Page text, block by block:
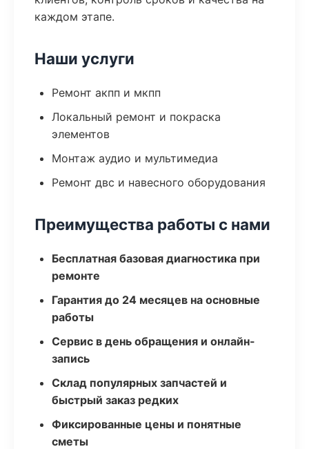
каждом этапе.
Наши услуги
Ремонт акпп и мкпп
Локальный ремонт и покраска
элементов
Монтаж аудио и мультимедиа
Ремонт двс и навесного оборудования
Преимущества работы с нами
Бесплатная базовая диагностика при
ремонте
Гарантия до 24 месяцев на основные
работы
Сервис в день обращения и онлайн-
запись
Склад популярных запчастей и
быстрый заказ редких
Фиксированные цены и понятные
сметы